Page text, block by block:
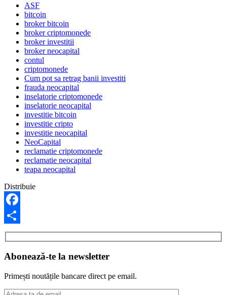
ASF
bitcoin
broker bitcoin
broker criptomonede
broker investitii
broker neocapital
contul
criptomonede
Cum pot sa retrag banii investiti
frauda neocapital
inselatorie criptomonede
inselatorie neocapital
investitie bitcoin
investitie cripto
investitie neocapital
NeoCapital
reclamatie criptomonede
reclamatie neocapital
teapa neocapital
Distribuie
Facebook
Share
Abonează-te la newsletter
Primești noutățile bancare direct pe email.